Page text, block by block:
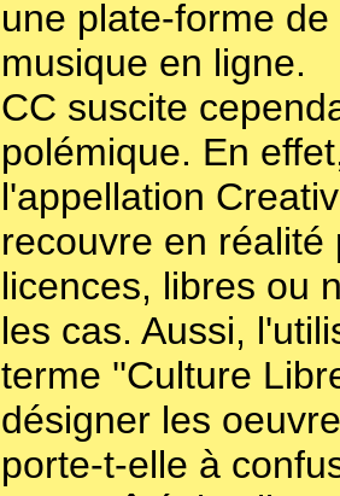
une plate-forme
musique en ligne.
CC suscite
polémique. En
l'appellation
recouvre en réalité
licences, libres ou
les cas. Aussi,
terme ''Culture
désigner les
porte-t-elle à